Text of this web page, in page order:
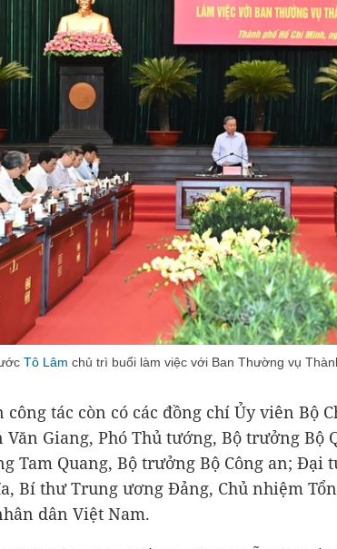
Tô Lâm chủ trì buổi làm việc với Ban Thường vụ
công tác còn có các đồng chí Ủy viên Bộ
Văn Giang, Phó Thủ tướng, Bộ trưởng Bộ
Tam Quang, Bộ trưởng Bộ Công an; Đại
Bí thư Trung ương Đảng, Chủ nhiệm
dân Việt Nam.